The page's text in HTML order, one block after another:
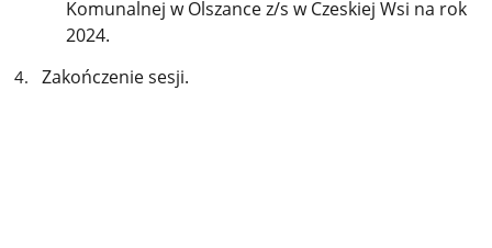
Komunalnej w Olszance z/s w Czeskiej Wsi na rok
2024.
Zakończenie sesji.